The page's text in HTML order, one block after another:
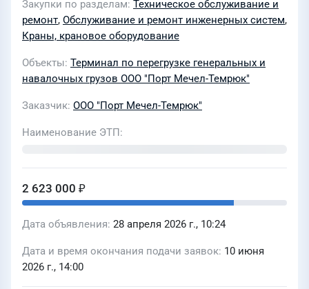
Закупки по разделам Техническое обслуживание и
ремонт, Обслуживание и ремонт инженерных систем,
Краны, крановое оборудование
Объекты Терминал по перегрузке генеральных и
навалочных грузов ООО "Порт Мечел-Темрюк"
Заказчик ООО "Порт Мечел-Темрюк"
Наименование ЭТП
2 623 000 ₽
Дата объявления 28 апреля 2026 г., 10:24
Дата и время окончания подачи заявок 10 июня
2026 г., 14:00